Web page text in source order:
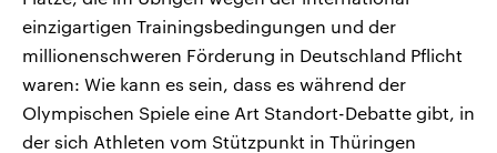
einzigartigen Trainingsbedingungen und der
millionenschweren Förderung in Deutschland Pflicht
waren: Wie kann es sein, dass es während der
Olympischen Spiele eine Art Standort-Debatte gibt, in
der sich Athleten vom Stützpunkt in Thüringen